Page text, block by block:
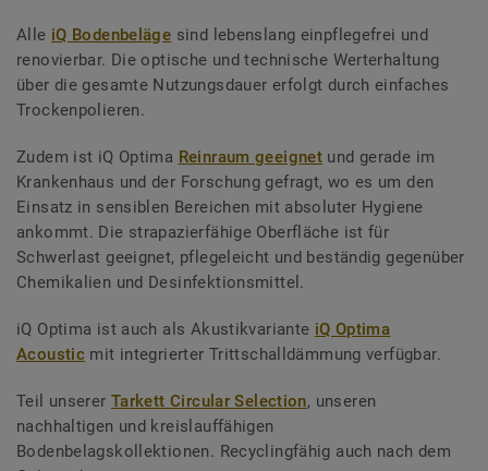
Alle iQ Bodenbeläge sind lebenslang einpflegefrei und
renovierbar. Die optische und technische Werterhaltung
über die gesamte Nutzungsdauer erfolgt durch einfaches
Trockenpolieren.
Zudem ist iQ Optima Reinraum geeignet und gerade im
Krankenhaus und der Forschung gefragt, wo es um den
Einsatz in sensiblen Bereichen mit absoluter Hygiene
ankommt. Die strapazierfähige Oberfläche ist für
Schwerlast geeignet, pflegeleicht und beständig gegenüber
Chemikalien und Desinfektionsmittel.
iQ Optima ist auch als Akustikvariante iQ Optima
Acoustic mit integrierter Trittschalldämmung verfügbar.
Teil unserer Tarkett Circular Selection, unseren
nachhaltigen und kreislauffähigen
Bodenbelagskollektionen. Recyclingfähig auch nach dem